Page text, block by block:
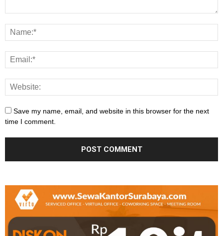
Save my name, email, and website in this browser for the next
time I comment.